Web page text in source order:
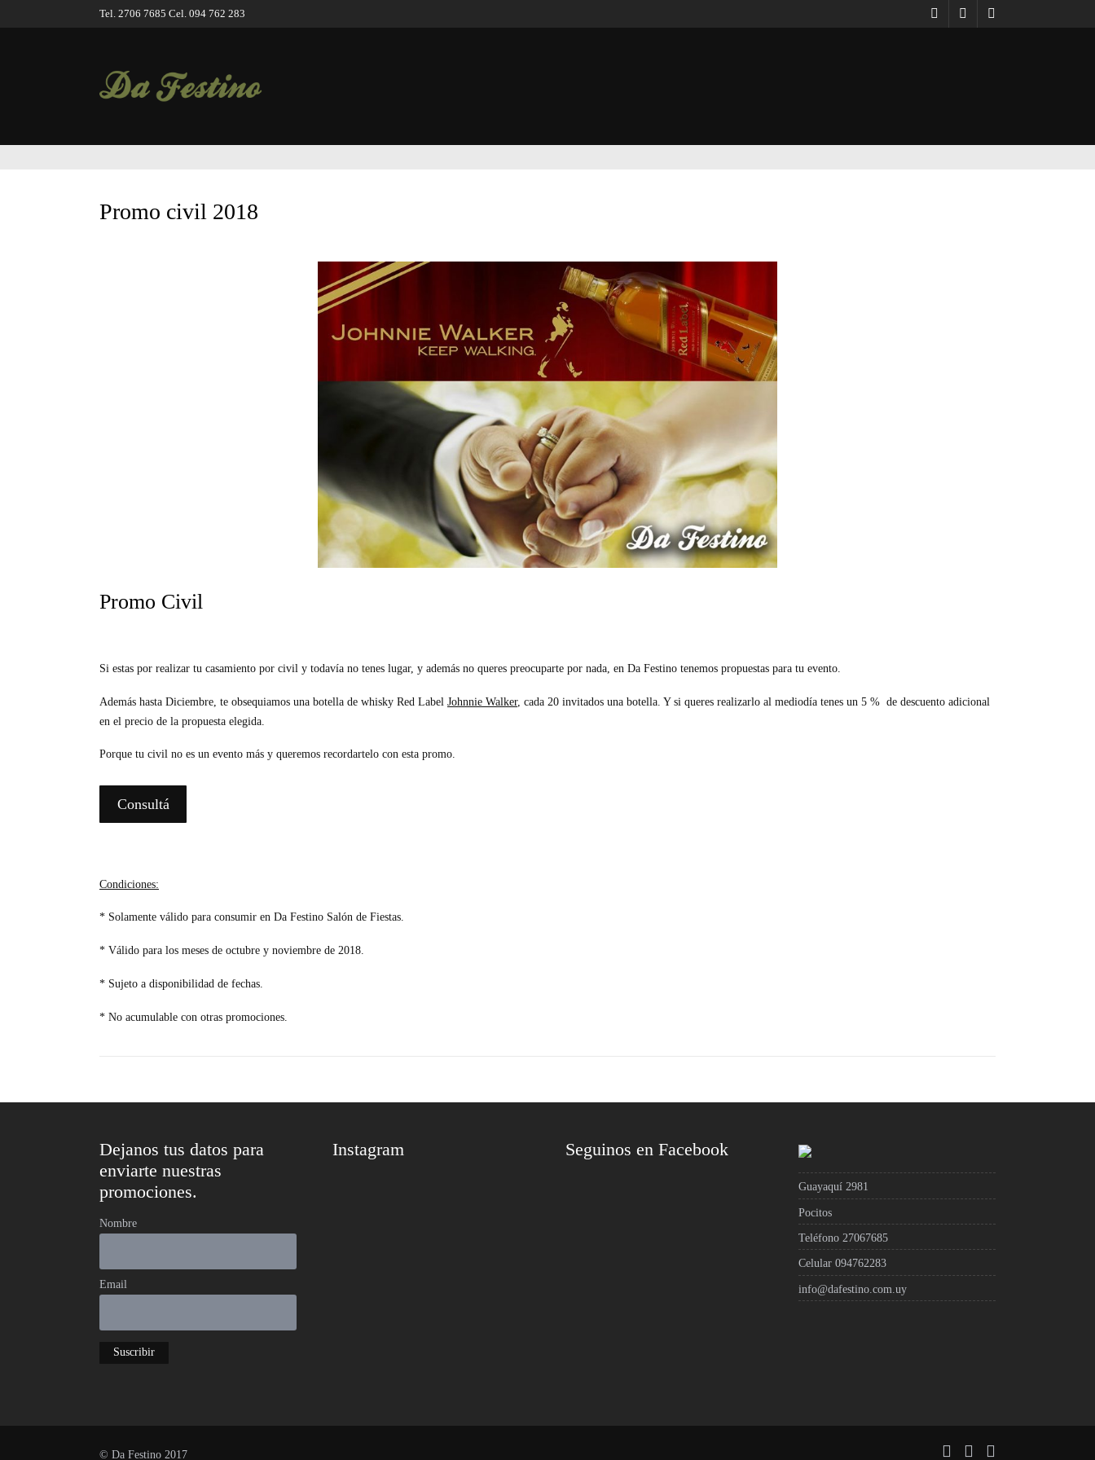
Tel. 2706 7685 Cel. 094 762 283
Promo civil 2018
Promo Civil
Si estas por realizar tu casamiento por civil y todavía no tenes lugar, y además no queres preocuparte por nada, en Da Festino tenemos propuestas para tu evento.
Además hasta Diciembre, te obsequiamos una botella de whisky Red Label Johnnie Walker, cada 20 invitados una botella. Y si queres realizarlo al mediodía tenes un 5 % de descuento adicional
en el precio de la propuesta elegida.
Porque tu civil no es un evento más y queremos recordartelo con esta promo.
Consultá
Condiciones:
* Solamente válido para consumir en Da Festino Salón de Fiestas.
* Válido para los meses de octubre y noviembre de 2018.
* Sujeto a disponibilidad de fechas.
* No acumulable con otras promociones.
Dejanos tus datos para
enviarte nuestras
promociones.
Nombre
Email
Instagram Seguinos en Facebook
Guayaquí 2981
Pocitos
Teléfono 27067685
Celular 094762283
info@dafestino.com.uy
© Da Festino 2017